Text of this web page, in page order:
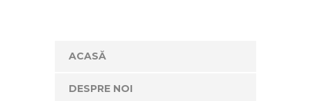
ACASĂ
DESPRE NOI